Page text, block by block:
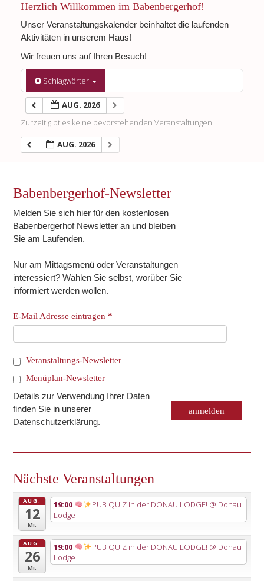
Herzlich Willkommen im Babenbergerhof!
Unser Veranstaltungskalender beinhaltet die laufenden
Aktivitäten in unserem Haus!
Wir freuen uns auf Ihren Besuch!
Schlagwörter
AUG. 2026
Zurzeit gibt es keine bevorstehenden Veranstaltungen.
AUG. 2026
Babenbergerhof-Newsletter
Melden Sie sich hier für den kostenlosen
Babenbergerhof Newsletter an und bleiben
Sie am Laufenden.
Nur am Mittagsmenü oder Veranstaltungen
interessiert? Wählen Sie selbst, worüber Sie
informiert werden wollen.
E-Mail Adresse eintragen*
Veranstaltungs-Newsletter
Menüplan-Newsletter
Details zur Verwendung Ihrer Daten
finden Sie in unserer
Datenschutzerklärung.
Nächste Veranstaltungen
AUG.
12
Mi.
19:00 PUB QUIZ in der DONAU LODGE! @ Donau
Lodge
AUG.
26
Mi.
19:00 PUB QUIZ in der DONAU LODGE! @ Donau
Lodge